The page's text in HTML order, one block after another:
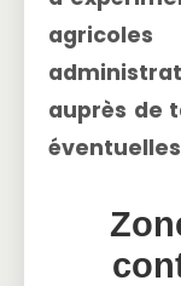
auprès de